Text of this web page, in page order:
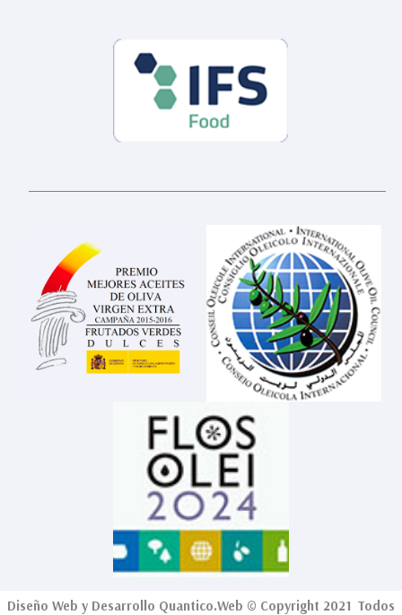
Diseño Web y Desarrollo Quantico.Web © Copyright 2021 Todos